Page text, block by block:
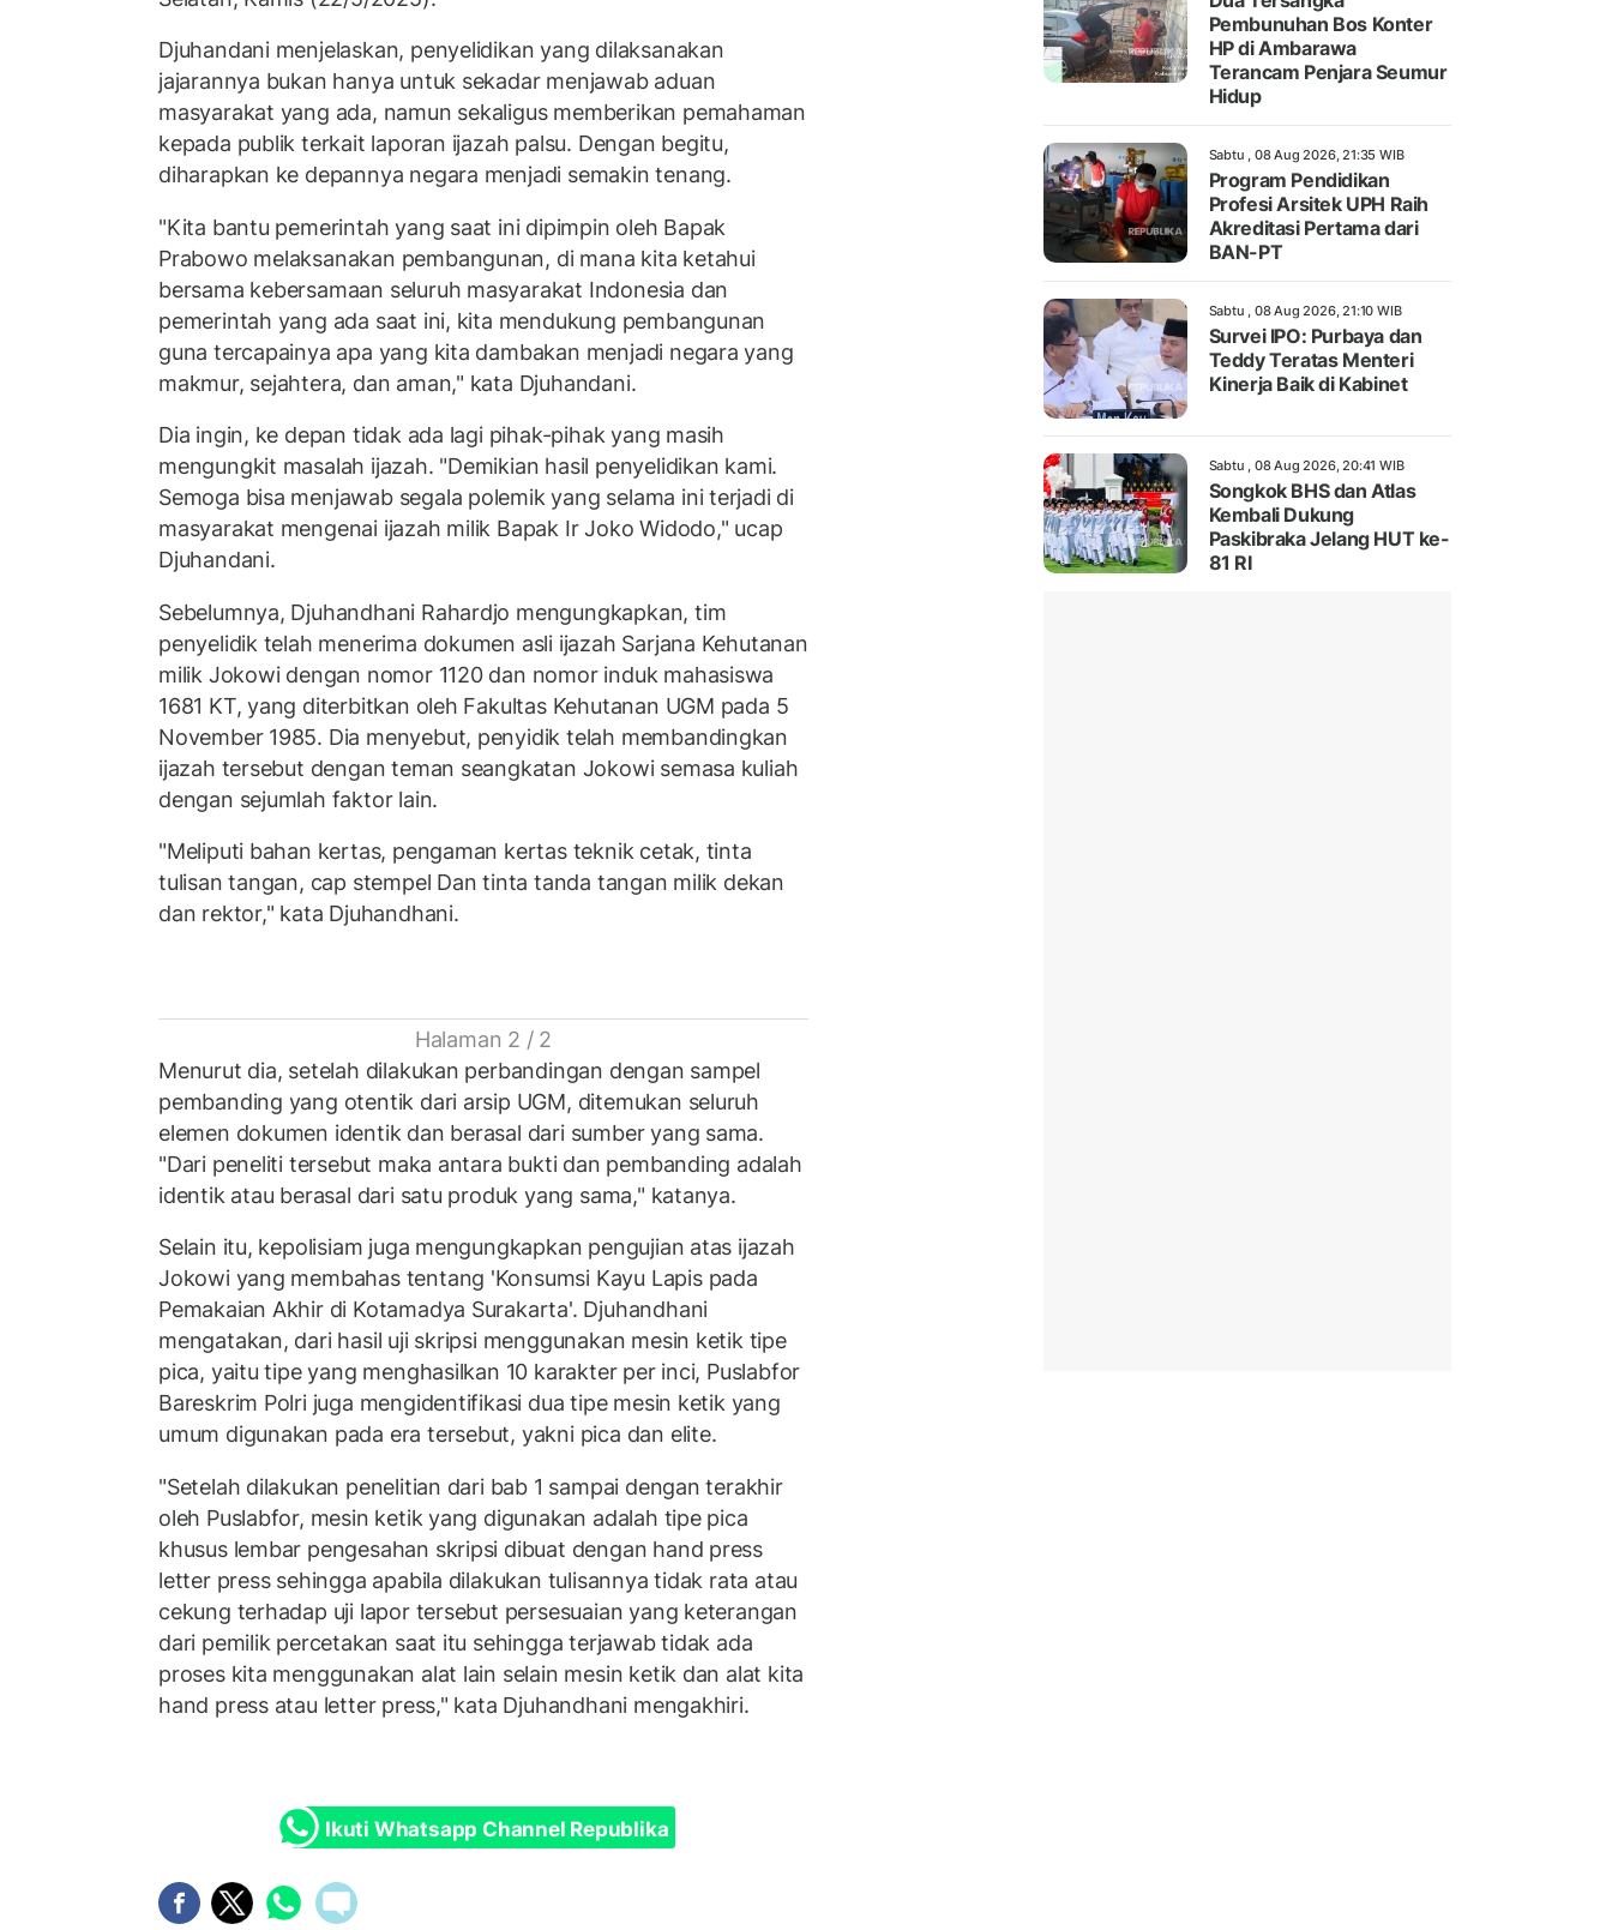
Djuhandani menjelaskan, penyelidikan yang dilaksanakan
jajarannya bukan hanya untuk sekadar menjawab aduan
masyarakat yang ada, namun sekaligus memberikan pemahaman
kepada publik terkait laporan ijazah palsu. Dengan begitu,
diharapkan ke depannya negara menjadi semakin tenang.
"Kita bantu pemerintah yang saat ini dipimpin oleh Bapak
Prabowo melaksanakan pembangunan, di mana kita ketahui
bersama kebersamaan seluruh masyarakat Indonesia dan
pemerintah yang ada saat ini, kita mendukung pembangunan
guna tercapainya apa yang kita dambakan menjadi negara yang
makmur, sejahtera, dan aman," kata Djuhandani.
Dia ingin, ke depan tidak ada lagi pihak-pihak yang masih
mengungkit masalah ijazah. "Demikian hasil penyelidikan kami.
Semoga bisa menjawab segala polemik yang selama ini terjadi di
masyarakat mengenai ijazah milik Bapak Ir Joko Widodo," ucap
Djuhandani.
Sebelumnya, Djuhandhani Rahardjo mengungkapkan, tim
penyelidik telah menerima dokumen asli ijazah Sarjana Kehutanan
milik Jokowi dengan nomor 1120 dan nomor induk mahasiswa
1681 KT, yang diterbitkan oleh Fakultas Kehutanan UGM pada 5
November 1985. Dia menyebut, penyidik telah membandingkan
ijazah tersebut dengan teman seangkatan Jokowi semasa kuliah
dengan sejumlah faktor lain.
"Meliputi bahan kertas, pengaman kertas teknik cetak, tinta
tulisan tangan, cap stempel Dan tinta tanda tangan milik dekan
dan rektor," kata Djuhandhani.
Halaman 2 / 2
Menurut dia, setelah dilakukan perbandingan dengan sampel
pembanding yang otentik dari arsip UGM, ditemukan seluruh
elemen dokumen identik dan berasal dari sumber yang sama.
"Dari peneliti tersebut maka antara bukti dan pembanding adalah
identik atau berasal dari satu produk yang sama," katanya.
Selain itu, kepolisiam juga mengungkapkan pengujian atas ijazah
Jokowi yang membahas tentang 'Konsumsi Kayu Lapis pada
Pemakaian Akhir di Kotamadya Surakarta'. Djuhandhani
mengatakan, dari hasil uji skripsi menggunakan mesin ketik tipe
pica, yaitu tipe yang menghasilkan 10 karakter per inci, Puslabfor
Bareskrim Polri juga mengidentifikasi dua tipe mesin ketik yang
umum digunakan pada era tersebut, yakni pica dan elite.
"Setelah dilakukan penelitian dari bab 1 sampai dengan terakhir
oleh Puslabfor, mesin ketik yang digunakan adalah tipe pica
khusus lembar pengesahan skripsi dibuat dengan hand press
letter press sehingga apabila dilakukan tulisannya tidak rata atau
cekung terhadap uji lapor tersebut persesuaian yang keterangan
dari pemilik percetakan saat itu sehingga terjawab tidak ada
proses kita menggunakan alat lain selain mesin ketik dan alat kita
hand press atau letter press," kata Djuhandhani mengakhiri.
Ikuti Whatsapp Channel Republika
Pembunuhan Bos Konter
HP di Ambarawa
Terancam Penjara Seumur
Hidup
Sabtu , 08 Aug 2026, 21:35 WIB
Program Pendidikan
Profesi Arsitek UPH Raih
Akreditasi Pertama dari
BAN-PT
Sabtu , 08 Aug 2026, 21:10 WIB
Survei IPO: Purbaya dan
Teddy Teratas Menteri
Kinerja Baik di Kabinet
Sabtu , 08 Aug 2026, 20:41 WIB
Songkok BHS dan Atlas
Kembali Dukung
Paskibraka Jelang HUT ke-
81 RI